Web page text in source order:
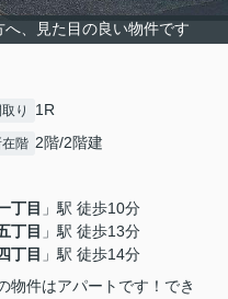
へ、見た目の良い物件です
り 1R
在階 2階/2階建
丁目 」駅 徒歩10分
丁目 」駅 徒歩13分
丁目 」駅 徒歩14分
物件はアパートです！でき